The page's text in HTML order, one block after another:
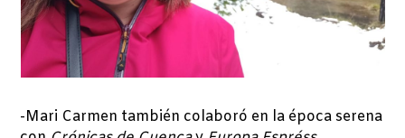
-Mari Carmen también colaboró en la época serena